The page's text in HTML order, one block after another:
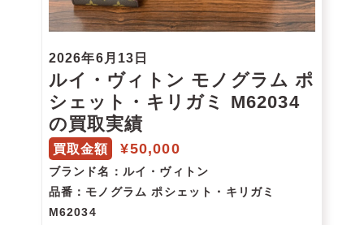
2026年6月13日
ルイ・ヴィトン モノグラム ポ
シェット・キリガミ M62034
の買取実績
買取金額 ¥50,000
ブランド名 ：ルイ・ヴィトン
品番 ：モノグラム ポシェット・キリガミ
M62034